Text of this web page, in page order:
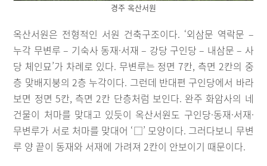
경주 옥산서원
옥산서원은 전형적인 서원 건축구조이다. ‘외삼문 역락문 –
누각 무변루 – 기숙사 동재·서재 – 강당 구인당 – 내삼문 – 사
당 체인묘’가 차례로 있다. 무변루는 정면 7칸, 측면 2칸의 중
층 맞배지붕의 2층 누각이다. 그런데 반대편 구인당에서 바라
보면 정면 5칸, 측면 2칸 단층처럼 보인다. 완주 화암사의 네
건물이 처마를 맞대고 있듯이 옥산서원도 구인당·동재·서재·
무변루가 서로 처마를 맞대어 ‘□’ 모양이다. 그러다보니 무변
루 양 끝이 동재와 서재에 가려져 2칸이 안보이기 때문이다.